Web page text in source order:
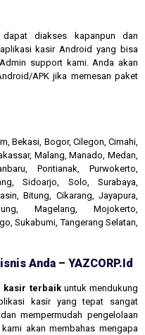
diakses kapanpun dan
aplikasi kasir Android yang bisa
support kami. Anda akan
APK jika memesan paket
Bekasi, Bogor, Cilegon, Cimahi,
Malang, Manado, Medan,
Pontianak, Purwokerto,
Sidoarjo, Solo, Surabaya,
Bitung, Cikarang, Jayapura,
Magelang, Mojokerto,
Sukabumi, Tangerang Selatan,
Anda – YAZCORP.id
kasir terbaikuntuk mendukung
kasir yang tepat sangat
mempermudah pengelolaan
akan membahas mengapa